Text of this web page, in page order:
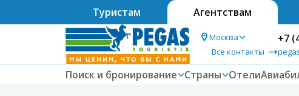
Туристам Агентствам
Москва
Все контакты
+7
Поиск и бронирование Страны Отели